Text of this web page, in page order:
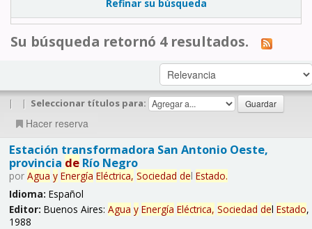
Refinar su búsqueda
Su búsqueda retornó 4 resultados.
| | Seleccionar títulos para:
Hacer reserva
Estación transformadora San Antonio Oeste,
provincia deRío Negro
por Agua y Energía Eléctrica, Sociedad del Estado.
Idioma: Español
Editor: Buenos Aires: Agua y Energía Eléctrica, Sociedad del Estado,
1988